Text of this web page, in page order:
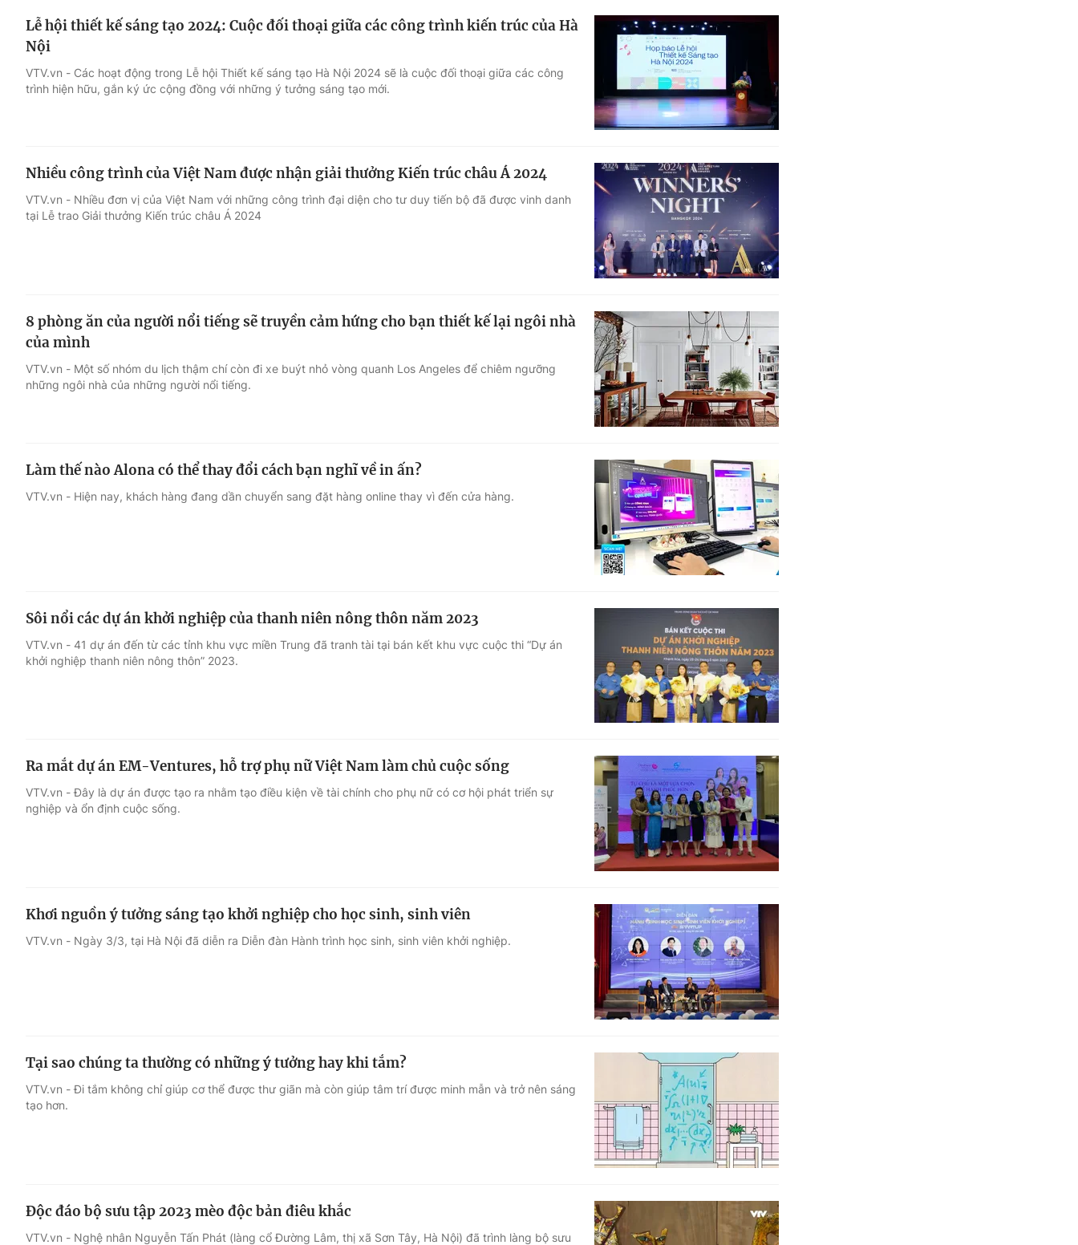
Lễ hội thiết kế sáng tạo 2024: Cuộc đối thoại giữa các công trình kiến trúc của Hà
Nội
VTV.vn - Các hoạt động trong Lễ hội Thiết kế sáng tạo Hà Nội 2024 sẽ là cuộc đối thoại giữa các công
trình hiện hữu, gắn ký ức cộng đồng với những ý tưởng sáng tạo mới.
Nhiều công trình của Việt Nam được nhận giải thưởng Kiến trúc châu Á 2024
VTV.vn - Nhiều đơn vị của Việt Nam với những công trình đại diện cho tư duy tiến bộ đã được vinh danh
tại Lễ trao Giải thưởng Kiến trúc châu Á 2024
8 phòng ăn của người nổi tiếng sẽ truyền cảm hứng cho bạn thiết kế lại ngôi nhà
của mình
VTV.vn - Một số nhóm du lịch thậm chí còn đi xe buýt nhỏ vòng quanh Los Angeles để chiêm ngưỡng
những ngôi nhà của những người nổi tiếng.
Làm thế nào Alona có thể thay đổi cách bạn nghĩ về in ấn?
VTV.vn - Hiện nay, khách hàng đang dần chuyển sang đặt hàng online thay vì đến cửa hàng.
Sôi nổi các dự án khởi nghiệp của thanh niên nông thôn năm 2023
VTV.vn - 41 dự án đến từ các tỉnh khu vực miền Trung đã tranh tài tại bán kết khu vực cuộc thi “Dự án
khởi nghiệp thanh niên nông thôn” 2023.
Ra mắt dự án EM-Ventures, hỗ trợ phụ nữ Việt Nam làm chủ cuộc sống
VTV.vn - Đây là dự án được tạo ra nhằm tạo điều kiện về tài chính cho phụ nữ có cơ hội phát triển sự
nghiệp và ổn định cuộc sống.
Khơi nguồn ý tưởng sáng tạo khởi nghiệp cho học sinh, sinh viên
VTV.vn - Ngày 3/3, tại Hà Nội đã diễn ra Diễn đàn Hành trình học sinh, sinh viên khởi nghiệp.
Tại sao chúng ta thường có những ý tưởng hay khi tắm?
VTV.vn - Đi tắm không chỉ giúp cơ thể được thư giãn mà còn giúp tâm trí được minh mẫn và trở nên sáng
tạo hơn.
Độc đáo bộ sưu tập 2023 mèo độc bản điêu khắc
VTV.vn - Nghệ nhân Nguyễn Tấn Phát (làng cổ Đường Lâm, thị xã Sơn Tây, Hà Nội) đã trình làng bộ sưu